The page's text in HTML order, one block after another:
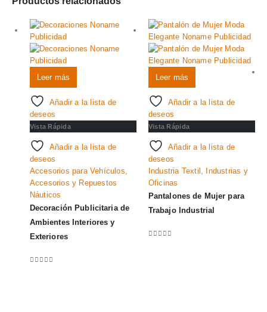
Leer más
Añadir a la lista de
deseos
Vista Rápida
Añadir a la lista de
deseos
Accesorios para Vehículos
Accesorios y Repuestos
Náuticos
Decoración Publicitaria de
Ambientes Interiores y
Exteriores
Leer más
Añadir a la lista de
deseos
Vista Rápida
Añadir a la lista de
deseos
Industria Textil
Industrias y
Oficinas
Pantalones de Mujer para
Trabajo Industrial